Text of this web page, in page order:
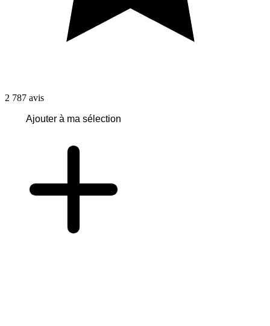
2 787 avis
Ajouter à ma sélection